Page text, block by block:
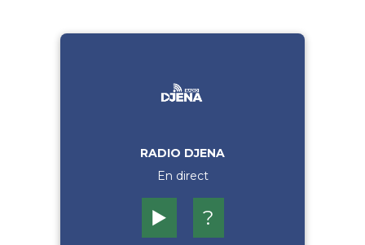
RADIO DJENA
En direct
▶️ ?